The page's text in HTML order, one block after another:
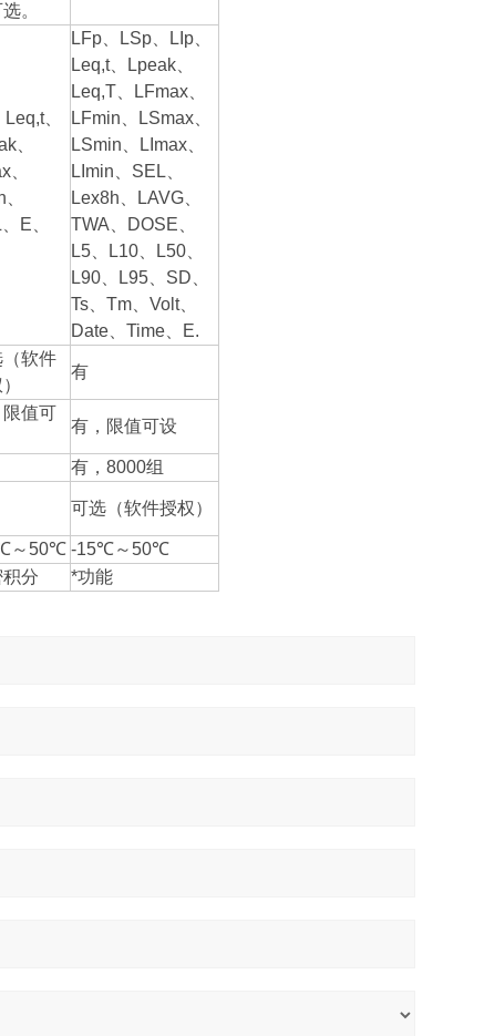
。
、
、
、
E、
LFp、LSp、LIp、
Leq,t、Lpeak、
Leq,T、LFmax、
LFmin、LSmax、
LSmin、LImax、
LImin、SEL、
Lex8h、LAVG、
TWA、DOSE、
L5、L10、L50、
L90、L95、SD、
Ts、Tm、Volt、
Date、Time、E.
软件
有
值可
有，限值可设
有，8000组
可选（软件授权）
～50℃ -15℃～50℃
分 *功能